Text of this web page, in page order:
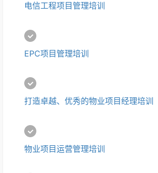
电信工程项目管理培训
EPC项目管理培训
打造卓越、优秀的物业项目经理培训
物业项目运营管理培训